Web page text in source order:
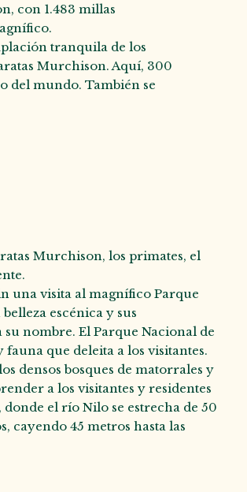
con 1.483 millas
tranquila de los
Murchison. Aquí, 300
del mundo. También se
Murchison, los primates, el
una visita al magnífico Parque
escénica y sus
nombre. El Parque Nacional de
que deleita a los visitantes.
densos bosques de matorrales y
a los visitantes y residentes
el río Nilo se estrecha de 50
cayendo 45 metros hasta las